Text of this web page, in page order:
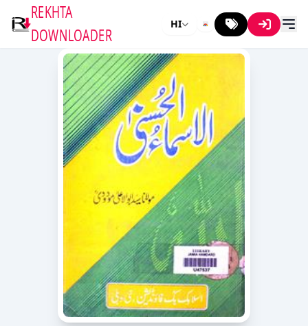
REKHTA
DOWNLOADER
HI